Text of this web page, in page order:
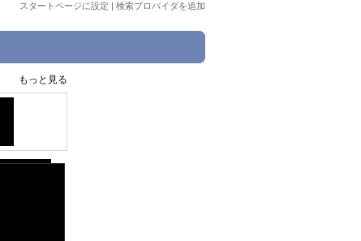
スタートページに設定 | 検索プロバイダを追加
もっと見る